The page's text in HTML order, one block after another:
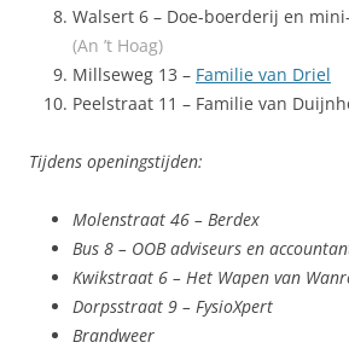
Walsert 6 – Doe-boerderij en
(An ’t Hoag)
Millseweg 13 – Familie van Driel
Peelstraat 11 – Familie van
Tijdens openingstijden:
Molenstraat 46 – Berdex
Bus 8 – OOB adviseurs en
Kwikstraat 6 – Het Wapen van
Dorpsstraat 9 – FysioXpert
Brandweer